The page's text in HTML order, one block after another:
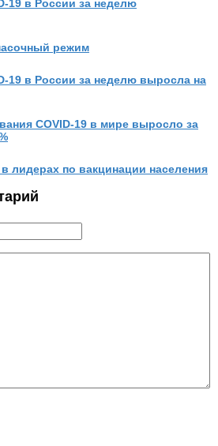
19 в России за неделю
режим
19 в России за неделю выросла на
COVID-19 в мире выросло за
лидерах по вакцинации населения